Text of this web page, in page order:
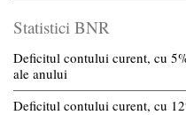
Statistici BNR
Deficitul contului curent, cu
ale anului
Deficitul contului curent, cu